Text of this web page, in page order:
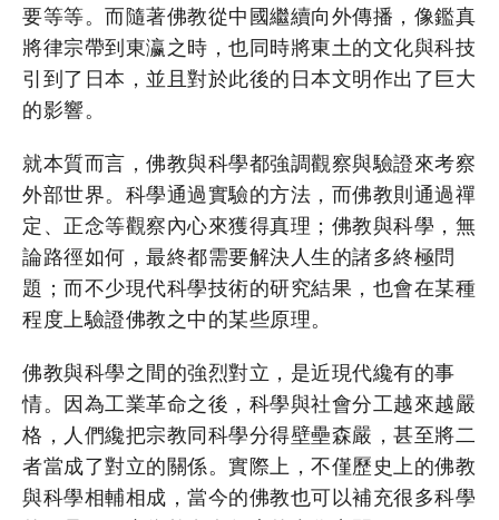
要等等。而隨著佛教從中國繼續向外傳播，像鑑真
將律宗帶到東瀛之時，也同時將東土的文化與科技
引到了日本，並且對於此後的日本文明作出了巨大
的影響。
就本質而言，佛教與科學都強調觀察與驗證來考察
外部世界。科學通過實驗的方法，而佛教則通過禪
定、正念等觀察內心來獲得真理；佛教與科學，無
論路徑如何，最終都需要解決人生的諸多終極問
題；而不少現代科學技術的研究結果，也會在某種
程度上驗證佛教之中的某些原理。
佛教與科學之間的強烈對立，是近現代纔有的事
情。因為工業革命之後，科學與社會分工越來越嚴
格，人們纔把宗教同科學分得壁壘森嚴，甚至將二
者當成了對立的關係。實際上，不僅歷史上的佛教
與科學相輔相成，當今的佛教也可以補充很多科學